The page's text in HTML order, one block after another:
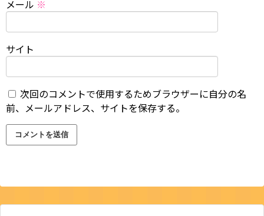
メール ※
サイト
次回のコメントで使用するためブラウザーに自分の名
前、メールアドレス、サイトを保存する。